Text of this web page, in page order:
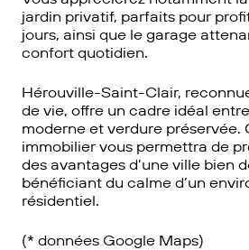
jardin privatif, parfaits pour
jours, ainsi que le garage
confort quotidien.
Hérouville-Saint-Clair,
de vie, offre un cadre idéal
moderne et verdure préservée.
immobilier vous permettra de
des avantages d’une ville bien
bénéficiant du calme d’un
résidentiel.
(* données Google Maps)